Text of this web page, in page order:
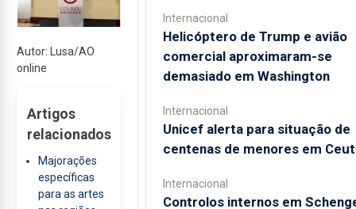
Autor: Lusa/AO
online
Artigos
relacionados
Majorações
específicas
para as artes
Internacional
Helicóptero de Trump e avião
comercial aproximaram-se
demasiado em Washington
Internacional
Unicef alerta para situação de
centenas de menores em
Internacional
Controlos internos em